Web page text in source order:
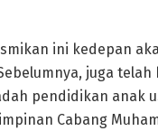
ini kedepan
juga
pendidikan anak
Cabang